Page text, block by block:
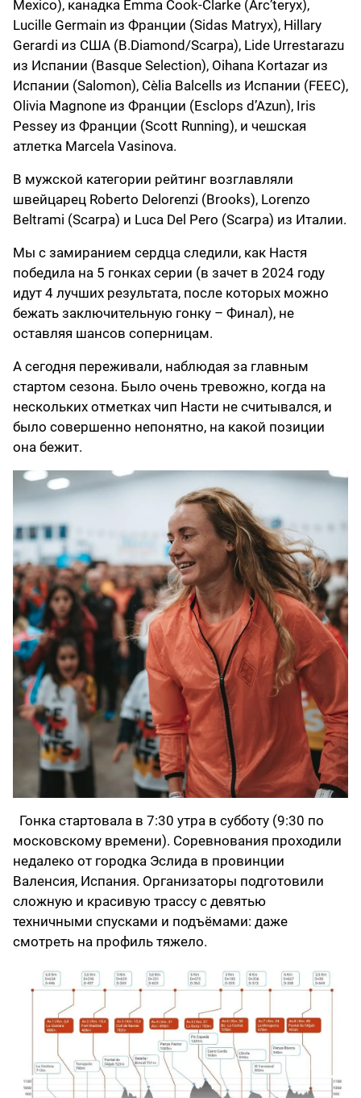
Mexico), канадка Emma Cook-Clarke (Arc’teryx),
Lucille Germain из Франции (Sidas Matryx), Hillary
Gerardi из США (B.Diamond/Scarpa), Lide Urrestarazu
из Испании (Basque Selection), Oihana Kortazar из
Испании (Salomon), Cèlia Balcells из Испании (FEEC),
Olivia Magnone из Франции (Esclops d’Azun), Iris
Pessey из Франции (Scott Running), и чешская
атлетка Marcela Vasinova.
В мужской категории рейтинг возглавляли
швейцарец Roberto Delorenzi (Brooks), Lorenzo
Beltrami (Scarpa) и Luca Del Pero (Scarpa) из Италии.
Мы с замиранием сердца следили, как Настя
победила на 5 гонках серии (в зачет в 2024 году
идут 4 лучших результата, после которых можно
бежать заключительную гонку – Финал), не
оставляя шансов соперницам.
А сегодня переживали, наблюдая за главным
стартом сезона. Было очень тревожно, когда на
нескольких отметках чип Насти не считывался, и
было совершенно непонятно, на какой позиции
она бежит.
Гонка стартовала в 7:30 утра в субботу (9:30 по
московскому времени). Соревнования проходили
недалеко от городка Эслида в провинции
Валенсия, Испания. Организаторы подготовили
сложную и красивую трассу с девятью
техничными спусками и подъёмами: даже
смотреть на профиль тяжело.